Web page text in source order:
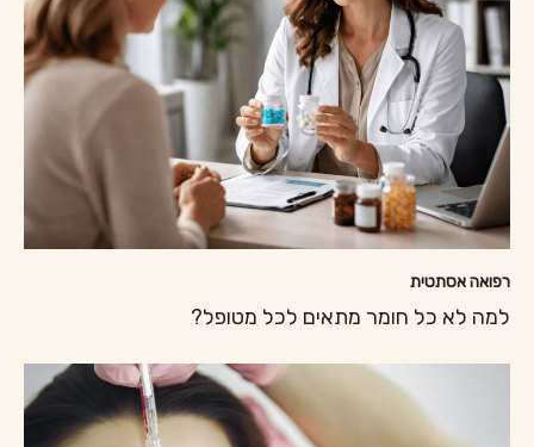
רפואה אסתטית
למה לא כל חומר מתאים לכל מטופל?